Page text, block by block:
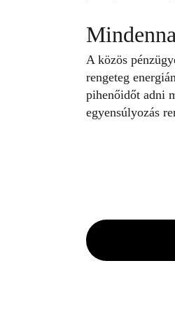
A közös
rengeteg
pihenőidőt adni
egyensúlyozás